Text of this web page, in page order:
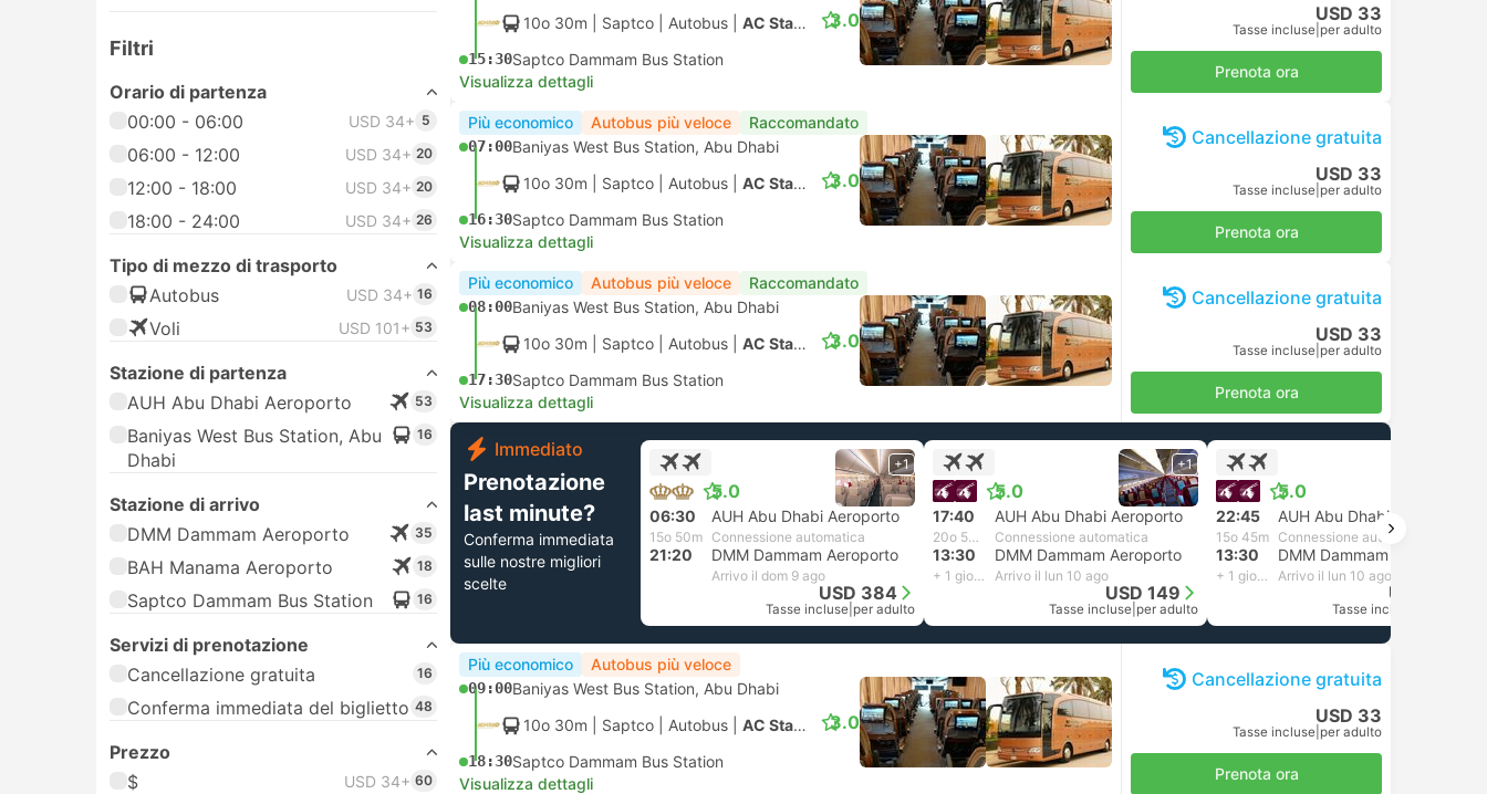
Filtri
Orario di partenza
00:00 - 06:00
USD 34+ 5
06:00 - 12:00 USD 34+ 20
12:00 - 18:00 USD 34+ 20
18:00 - 24:00 USD 34+ 26
Tipo di mezzo di trasporto
Autobus
USD 34+ 16
Voli USD 101+ 53
Stazione di partenza
AUH Abu Dhabi Aeroporto
53
Baniyas West Bus Station, Abu
Dhabi
16
Stazione di arrivo
DMM Dammam Aeroporto
35
BAH Manama Aeroporto 18
Saptco Dammam Bus Station 16
Servizi di prenotazione
Cancellazione gratuita
16
Conferma immediata del biglietto 48
Prezzo
$
USD 34+ 60
10o 30m | Saptco Autobus AC Standard
15:30Saptco Dammam Bus Station
3.0
Visualizza dettagli
USD 33
Tasse incluse per adulto
Prenota ora
Più economico Autobus più veloce Raccomandato
07:00Baniyas West Bus Station, Abu Dhabi
10o 30m | Saptco Autobus AC Standard
16:30Saptco Dammam Bus Station
3.0
Visualizza dettagli
Cancellazione gratuita
USD 33
Tasse incluse per adulto
Prenota ora
Più economico Autobus più veloce Raccomandato
08:00Baniyas West Bus Station, Abu Dhabi
10o 30m | Saptco Autobus AC Standard
17:30Saptco Dammam Bus Station
3.0
Visualizza dettagli
Cancellazione gratuita
USD 33
Tasse incluse per adulto
Prenota ora
Immediato
Prenotazione
last minute?
Conferma immediata
sulle nostre migliori
scelte
5.0
+1
06:30 AUH Abu Dhabi Aeroporto
15o 50m Connessione automatica
21:20 DMM Dammam Aeroporto
Arrivo il dom 9 ago
USD 384
Tasse incluse per adulto
5.0
+1
17:40 AUH Abu Dhabi Aeroporto
20o 50m Connessione automatica
13:30 DMM Dammam Aeroporto
+ 1 giorno Arrivo il lun 10 ago
USD 149
Tasse incluse per adulto
5.0
22:45 AUH Abu Dhabi Aeroporto
15o 45m Connessione automatica
13:30 DMM Dammam Aeroporto
+ 1 giorno Arrivo il lun 10 ago
USD 149
Tasse incluse
Più economico Autobus più veloce
09:00Baniyas West Bus Station, Abu Dhabi
10o 30m | Saptco Autobus AC Standard
18:30Saptco Dammam Bus Station
3.0
Visualizza dettagli
Cancellazione gratuita
USD 33
Tasse incluse per adulto
Prenota ora